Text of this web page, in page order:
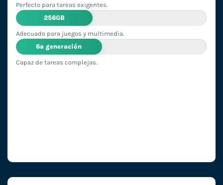
Perfecto para tareas exigentes.
256GB
Adecuado para juegos y multimedia.
6ª generación
Capaz de tareas complejas.